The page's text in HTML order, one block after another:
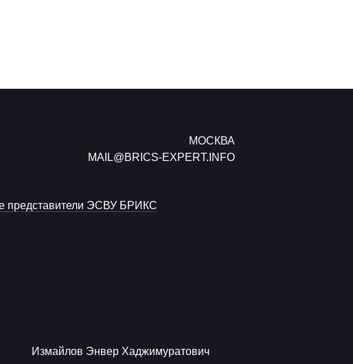
МОСКВА
MAIL@BRICS-EXPERT.INFO
представители ЭСВУ БРИКС
Измайлов Энвер Хаджимуратович